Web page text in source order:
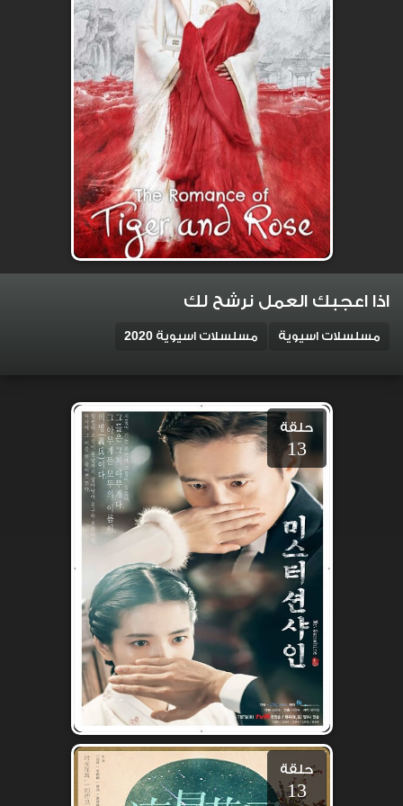
اذا اعجبك العمل نرشح لك
مسلسلات اسيوية مسلسلات اسيوية 2020
حلقة
13
حلقة
13